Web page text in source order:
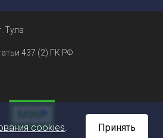
Тула
437 (2) ГК РФ
cookies. Принять